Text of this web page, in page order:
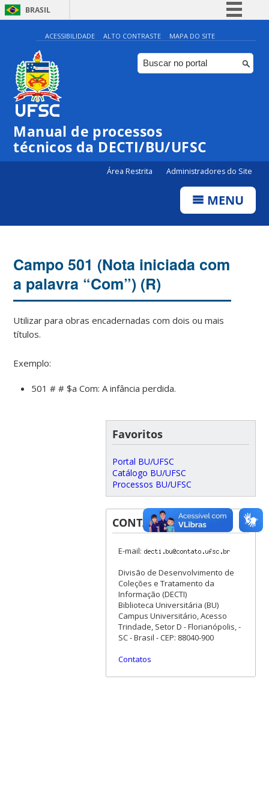
BRASIL
Simplifique!
Comunica BR
Participe
ACESSIBILIDADE ALTO CONTRASTE MAPA DO SITE
Manual de processos
técnicos da DECTI/BU/UFSC
Área Restrita Administradores do Site
MENU
Campo 501 (Nota iniciada com
a palavra “Com”) (R)
Utilizar para obras encadernadas com dois ou mais
títulos.
Exemplo:
501 # # $a Com: A infância perdida.
Favoritos
Portal BU/UFSC
Catálogo BU/UFSC
Processos BU/UFSC
CONTATOS
E-mail:
Divisão de Desenvolvimento de
Coleções e Tratamento da
Informação (DECTI)
Biblioteca Universitária (BU)
Campus Universitário, Acesso
Trindade, Setor D - Florianópolis, -
SC - Brasil - CEP: 88040-900
Contatos